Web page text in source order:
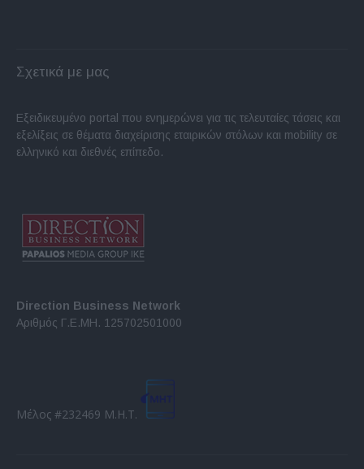
Σχετικά με μας
Εξειδικευμένο portal που ενημερώνει για τις τελευταίες τάσεις και
εξελίξεις σε θέματα διαχείρισης εταιρικών στόλων και mobility σε
ελληνικό και διεθνές επίπεδο.
Direction Business Network
Αριθμός Γ.Ε.ΜΗ. 125702501000
Μέλος #232469 Μ.Η.Τ.